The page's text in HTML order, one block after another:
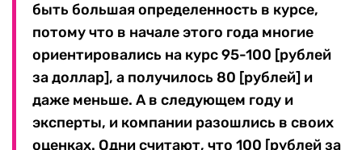
быть большая определенность в курсе,
потому что в начале этого года многие
ориентировались на курс 95-100 [рублей
за доллар], а получилось 80 [рублей] и
даже меньше. А в следующем году и
эксперты, и компании разошлись в своих
оценках. Одни считают, что 100 [рублей за